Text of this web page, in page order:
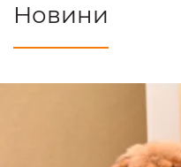
Новини